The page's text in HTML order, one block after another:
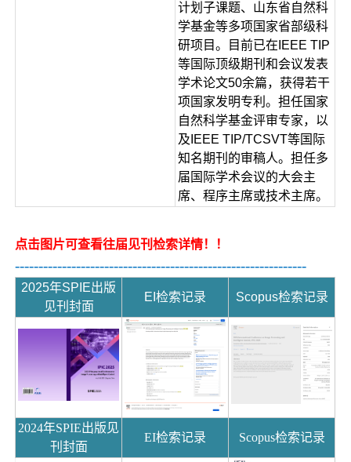
计划子课题、山东省自然科
学基金等多项国家省部级科
研项目。目前已在IEEE TIP
等国际顶级期刊和会议发表
学术论文50余篇，获得若干
项国家发明专利。担任国家
自然科学基金评审专家，以
及IEEE TIP/TCSVT等国际
知名期刊的审稿人。担任多
届国际学术会议的大会主
席、程序主席或技术主席。
点击图片可查看往届见刊检索详情！！
--------------------------------------------------------------
2025年SPIE出版
见刊封面
EI检索记录 Scopus检索记录
2024年SPIE出版见
刊封面
EI检索记录 Scopus检索记录